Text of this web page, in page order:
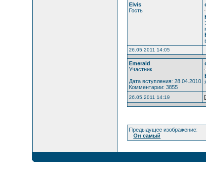
Elvis
Гость
26.05.2011 14:05
Emerald
Участник
Дата вступления: 28.04.2010
Комментарии: 3855
26.05.2011 14:19
Предыдущее изображение:
Он самый